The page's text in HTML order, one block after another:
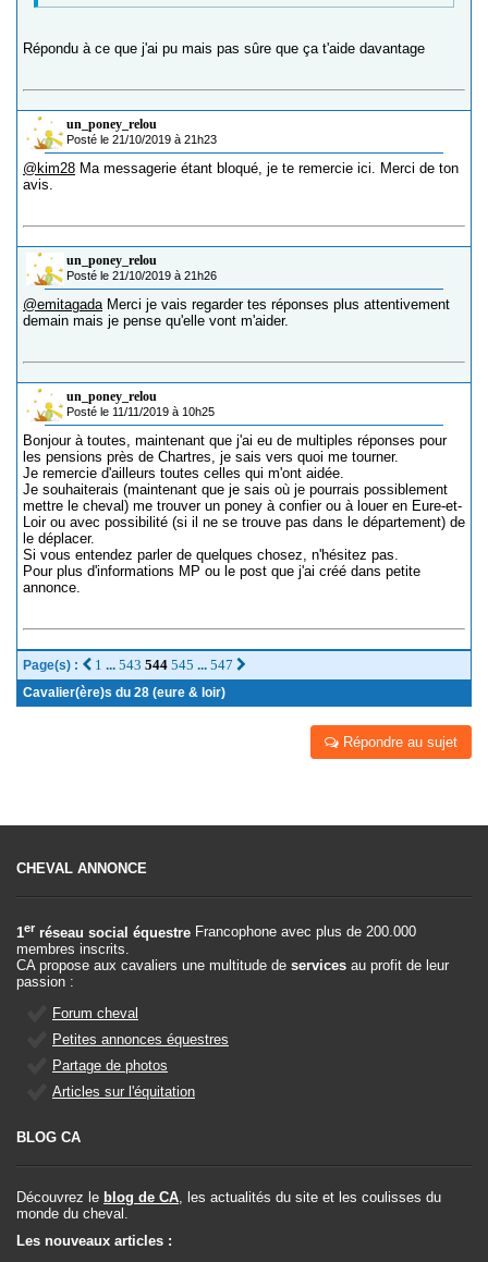
Répondu à ce que j'ai pu mais pas sûre que ça t'aide davantage
un_poney_relou
Posté le 21/10/2019 à 21h23
@kim28 Ma messagerie étant bloqué, je te remercie ici. Merci de ton
avis.
un_poney_relou
Posté le 21/10/2019 à 21h26
@emitagada Merci je vais regarder tes réponses plus attentivement
demain mais je pense qu'elle vont m'aider.
un_poney_relou
Posté le 11/11/2019 à 10h25
Bonjour à toutes, maintenant que j'ai eu de multiples réponses pour
les pensions près de Chartres, je sais vers quoi me tourner.
Je remercie d'ailleurs toutes celles qui m'ont aidée.
Je souhaiterais (maintenant que je sais où je pourrais possiblement
mettre le cheval) me trouver un poney à confier ou à louer en Eure-et-
Loir ou avec possibilité (si il ne se trouve pas dans le département) de
le déplacer.
Si vous entendez parler de quelques chosez, n'hésitez pas.
Pour plus d'informations MP ou le post que j'ai créé dans petite
annonce.
Page(s) : 1 ... 543 544 545 ... 547
Cavalier(ère)s du 28 (eure & loir)
Répondre au sujet
CHEVAL ANNONCE
1er réseau social équestre Francophone avec plus de 200.000
membres inscrits.
CA propose aux cavaliers une multitude de services au profit de leur
passion :
Forum cheval
Petites annonces équestres
Partage de photos
Articles sur l'équitation
BLOG CA
Découvrez le blog de CA , les actualités du site et les coulisses du
monde du cheval.
Les nouveaux articles :